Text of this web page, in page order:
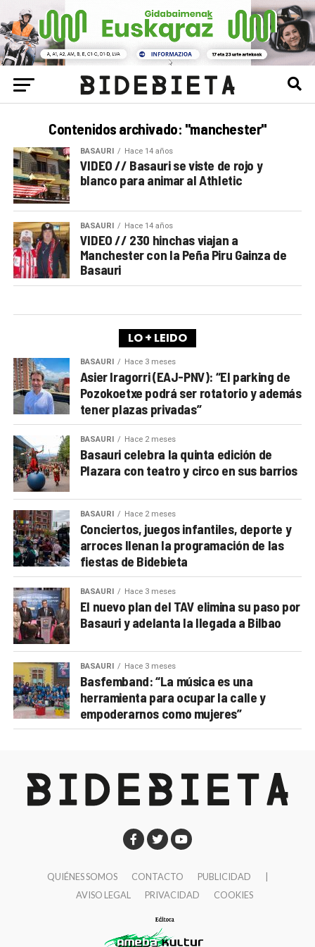
Contenidos archivado: "manchester"
BASAURI Hace 14 años
VIDEO // Basauri se viste de rojo y
blanco para animar al Athletic
BASAURI Hace 14 años
VIDEO // 230 hinchas viajan a
Manchester con la Peña Piru Gainza de
Basauri
LO + LEIDO
BASAURI Hace 3 meses
Asier Iragorri (EAJ-PNV): “El parking de
Pozokoetxe podrá ser rotatorio y además
tener plazas privadas”
BASAURI Hace 2 meses
Basauri celebra la quinta edición de
Plazara con teatro y circo en sus barrios
BASAURI Hace 2 meses
Conciertos, juegos infantiles, deporte y
arroces llenan la programación de las
fiestas de Bidebieta
BASAURI Hace 3 meses
El nuevo plan del TAV elimina su paso por
Basauri y adelanta la llegada a Bilbao
BASAURI Hace 3 meses
Basfemband: “La música es una
herramienta para ocupar la calle y
empoderarnos como mujeres”
QUIÉNES SOMOS CONTACTO PUBLICIDAD
AVISO LEGAL
PRIVACIDAD COOKIES